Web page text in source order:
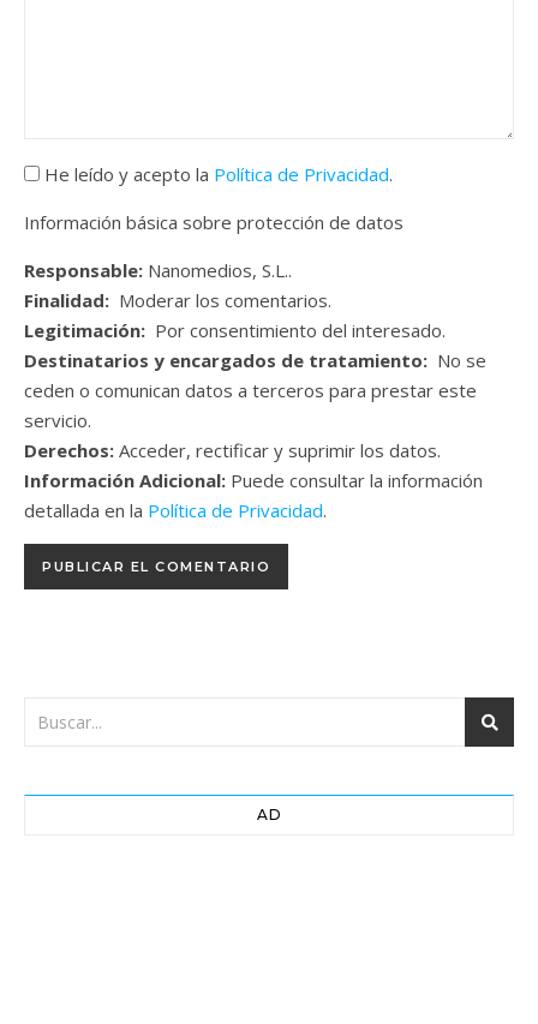
He leído y acepto la Política de Privacidad.
Información básica sobre protección de datos
Responsable: Nanomedios, S.L..
Finalidad: Moderar los comentarios.
Legitimación: Por consentimiento del interesado.
Destinatarios y encargados de tratamiento: No se
ceden o comunican datos a terceros para prestar este
servicio.
Derechos: Acceder, rectificar y suprimir los datos.
Información Adicional: Puede consultar la información
detallada en la Política de Privacidad.
AD